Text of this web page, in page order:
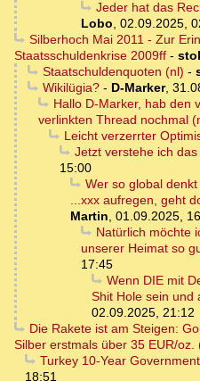
Jeder hat das
Lobo, 02.09.2025,
Silberhoch Mai 2011 - Zur
Staatsschuldenkrise 2009ff -
Staatschuldenquoten (nl) -
Wikilügia?- D-Marker,
Hallo D-Marker, hab den
verlinkten Thread nochmal
Leicht verzerrter
Jetzt verstehe ich
15:00
Wer so global
...xxx aufregen, geht
Martin, 01.09.2025,
Natürlich möchte
unserer Heimat so
17:45
Wenn DIE mit
Shit Hole sein und
02.09.2025, 21:12
Die Rakete ist am Steigen:
Silber erstmals über 35 EUR/oz.
Turkey 10-Year
18:51